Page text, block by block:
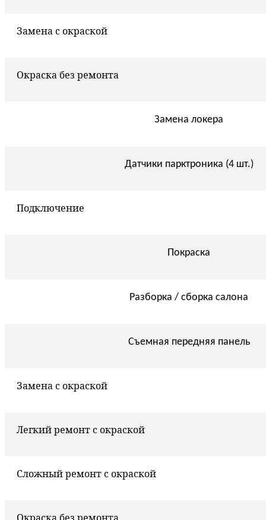
Замена с окраской
Окраска без ремонта
Замена локера
Датчики парктроника (4 шт.)
Подключение
Покраска
Разборка / сборка салона
Съемная передняя панель
Замена с окраской
Легкий ремонт с окраской
Сложный ремонт с окраской